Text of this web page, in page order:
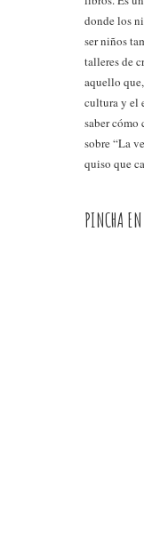
donde los
ser niños
talleres de
aquello
cultura y el
saber cómo
sobre “La
quiso que
PINCHA